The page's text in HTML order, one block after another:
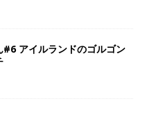
#6 アイルランドのゴルゴン